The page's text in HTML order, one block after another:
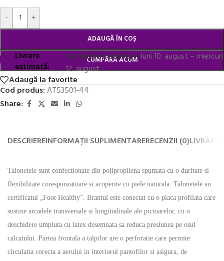
-
+
ADAUGĂ ÎN COȘ
CUMPĂRĂ ACUM
Alternative:
Livrare
estimată:
Estimated delivery:luni 10. august – miercuri
12. august
Adaugă la favorite
Cod produs:AT53501-44
Share:
DESCRIEREINFORMAȚII SUPLIMENTARERECENZII (0)LIVRARE
Talonetele sunt confectionate din polipropilena spumata cu o duritate si
flexibilitate corespunzatoare si acoperite cu piele naturala. Talonetele au
certificatul „Foot Healthy”. Brantul este conectat cu o placa profilata care
sustine arcadele transversale si longitudinale ale picioarelor, cu o
deschidere umpluta cu latex desemnata sa reduca presiunea pe osul
calcaiului. Partea frontala a talpilor are o perforatie care permite
circulatia corecta a aerului in interiorul pantofilor si asigura, de